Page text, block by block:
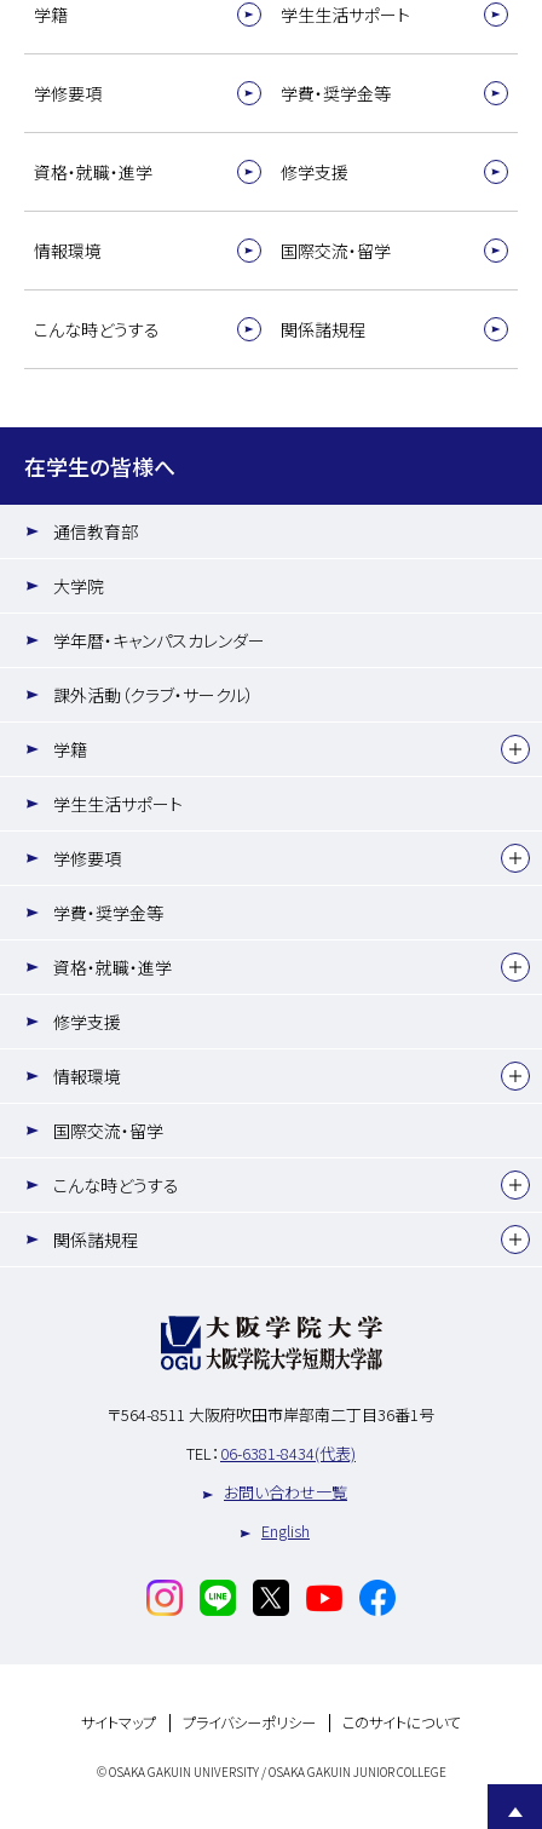
学籍 学生生活サポート
学修要項 学費・奨学金等
資格・就職・進学 修学支援
情報環境 国際交流・留学
こんな時どうする 関係諸規程
在学生の皆様へ
通信教育部
大学院
学年暦・キャンパスカレンダー
課外活動（クラブ・サークル）
学籍
学生生活サポート
学修要項
学費・奨学金等
資格・就職・進学
修学支援
情報環境
国際交流・留学
こんな時どうする
関係諸規程
〒564-8511 大阪府吹田市岸部南二丁目36番1号
TEL： 06-6381-8434(代表)
お問い合わせ一覧
English
サイトマップ プライバシーポリシー このサイトについて
© OSAKA GAKUIN UNIVERSITY / OSAKA GAKUIN JUNIOR COLLEGE